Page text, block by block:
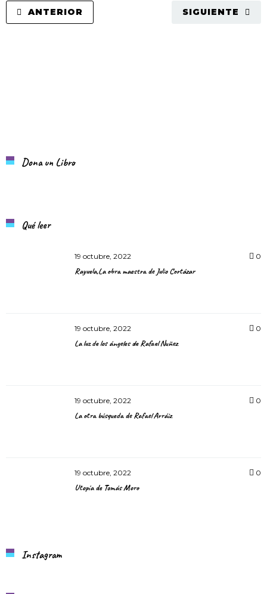
SIGUIENTE
ANTERIOR
Dona un Libro
Qué leer
19 octubre, 2022 0
Rayuela,La obra maestra de Julio Cortázar
19 octubre, 2022 0
La luz de los ángeles de Rafael Nuñez
19 octubre, 2022 0
La otra búsqueda de Rafael Arráiz
19 octubre, 2022 0
Utopía de Tomás Moro
Instagram